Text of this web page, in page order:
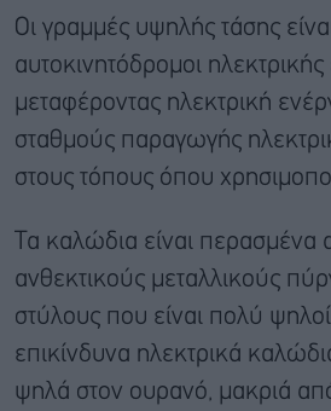
Οι γραμμές υψηλής τάσης
αυτοκινητόδρομοι ηλεκτρικής
μεταφέροντας ηλεκτρική
σταθμούς παραγωγής
στους τόπους όπου
Τα καλώδια είναι περασμένα
ανθεκτικούς μεταλλικούς
στύλους που είναι πολύ
επικίνδυνα ηλεκτρικά
ψηλά στον ουρανό, μακριά